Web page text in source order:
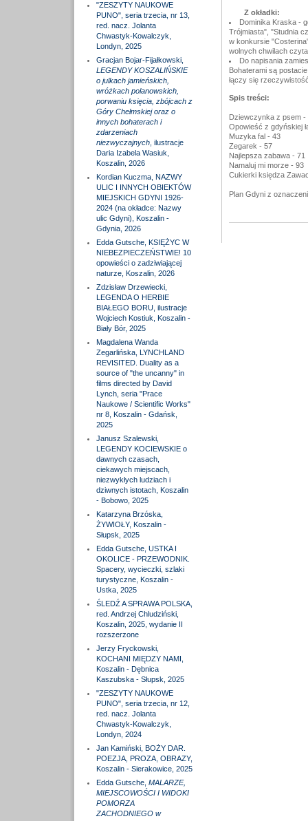
"ZESZYTY NAUKOWE
PUNO", seria trzecia, nr 13,
red. nacz. Jolanta
Chwastyk-Kowalczyk,
Londyn, 2025
Gracjan Bojar-Fijałkowski,
LEGENDY KOSZALIŃSKIE
o julkach jamieńskich,
wróżkach polanowskich,
porwaniu księcia, zbójcach z
Góry Chełmskiej oraz o
innych bohaterach i
zdarzeniach
niezwyczajnych, ilustracje
Daria Izabela Wasiuk,
Koszalin, 2026
Kordian Kuczma, NAZWY
ULIC I INNYCH OBIEKTÓW
MIEJSKICH GDYNI 1926-
2024 (na okładce: Nazwy
ulic Gdyni), Koszalin -
Gdynia, 2026
Edda Gutsche, KSIĘŻYC W
NIEBEZPIECZEŃSTWIE! 10
opowieści o zadziwiającej
naturze, Koszalin, 2026
Zdzisław Drzewiecki,
LEGENDA O HERBIE
BIAŁEGO BORU, ilustracje
Wojciech Kostiuk, Koszalin -
Biały Bór, 2025
Magdalena Wanda
Zegarlińska, LYNCHLAND
REVISITED. Duality as a
source of "the uncanny" in
films directed by David
Lynch, seria "Prace
Naukowe / Scientific Works"
nr 8, Koszalin - Gdańsk,
2025
Janusz Szalewski,
LEGENDY KOCIEWSKIE o
dawnych czasach,
ciekawych miejscach,
niezwykłych ludziach i
dziwnych istotach, Koszalin
- Bobowo, 2025
Katarzyna Brzóska,
ŻYWIOŁY, Koszalin -
Słupsk, 2025
Edda Gutsche, USTKA I
OKOLICE - PRZEWODNIK.
Spacery, wycieczki, szlaki
turystyczne, Koszalin -
Ustka, 2025
ŚLEDŹ A SPRAWA POLSKA,
red. Andrzej Chludziński,
Koszalin, 2025, wydanie II
rozszerzone
Jerzy Fryckowski,
KOCHANI MIĘDZY NAMI,
Koszalin - Dębnica
Kaszubska - Słupsk, 2025
"ZESZYTY NAUKOWE
PUNO", seria trzecia, nr 12,
red. nacz. Jolanta
Chwastyk-Kowalczyk,
Londyn, 2024
Jan Kamiński, BOŻY DAR.
POEZJA, PROZA, OBRAZY,
Koszalin - Sierakowice, 2025
Edda Gutsche, MALARZE,
MIEJSCOWOŚCI I WIDOKI
POMORZA
ZACHODNIEGO w
Z okładki:
Dominika Kraska -
Trójmiasta", "Studnia
w konkursie
wolnych chwilach
Do napisania
Bohaterami są
łączy się
Spis treści:
Dziewczynka z psem -
Opowieść z gdyńskiej
Muzyka fal - 43
Zegarek - 57
Najlepsza zabawa - 71
Namaluj mi morze - 93
Cukierki księdza
Plan Gdyni z